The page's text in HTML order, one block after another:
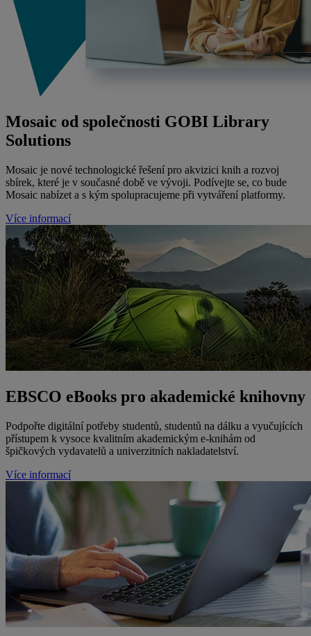
Mosaic od společnosti GOBI Library
Solutions
Mosaic je nové technologické řešení pro akvizici knih a rozvoj
sbírek, které je v současné době ve vývoji. Podívejte se, co bude
Mosaic nabízet a s kým spolupracujeme při vytváření platformy.
Více informací
EBSCO eBooks pro akademické knihovny
Podpořte digitální potřeby studentů, studentů na dálku a vyučujících
přístupem k vysoce kvalitním akademickým e-knihám od
špičkových vydavatelů a univerzitních nakladatelství.
Více informací